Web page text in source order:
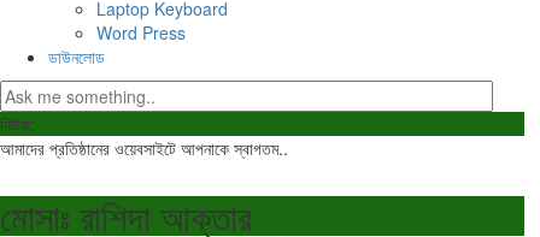
Laptop Keyboard
Word Press
ডাউনলোড
নিউজ:
আমাদের প্রতিষ্ঠানের ওয়েবসাইটে আপনাকে স্বাগতম..
মোসাঃ রাশিদা আক্তার